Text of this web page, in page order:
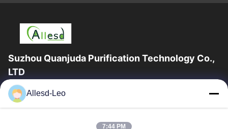
Suzhou Quanjuda Purification Technology Co.,
LTD
опыт 16years, как ведущие изготовитель и экспортер ESD &
продуктов чистой комнаты, мы предлагаем полную
Allesd-Leo
7:44 PM